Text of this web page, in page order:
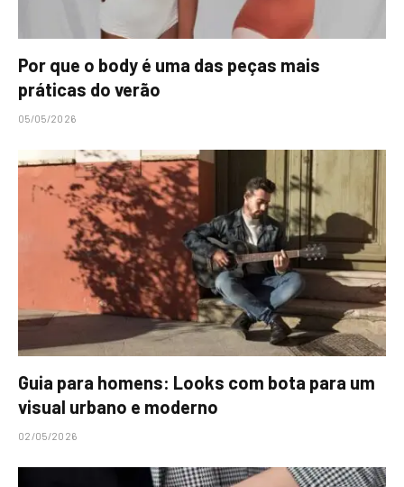
Por que o body é uma das peças mais
práticas do verão
05/05/2026
Guia para homens: Looks com bota para um
visual urbano e moderno
02/05/2026